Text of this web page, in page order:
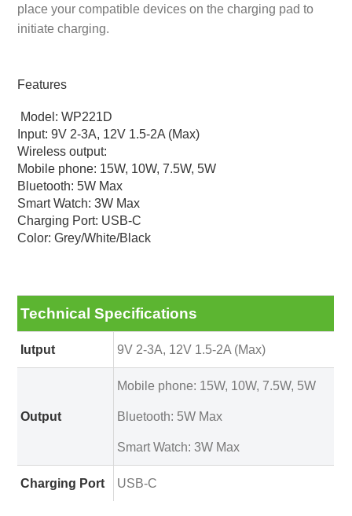
place your compatible devices on the charging pad to
initiate charging.
Features
Model: WP221D
Input: 9V 2-3A, 12V 1.5-2A (Max)
Wireless output:
Mobile phone: 15W, 10W, 7.5W, 5W
Bluetooth: 5W Max
Smart Watch: 3W Max
Charging Port: USB-C
Color: Grey/White/Black
Technical Specifications
Iutput 9V 2-3A, 12V 1.5-2A (Max)
Output
Mobile phone: 15W, 10W, 7.5W, 5W
Bluetooth: 5W Max
Smart Watch: 3W Max
Charging Port USB-C